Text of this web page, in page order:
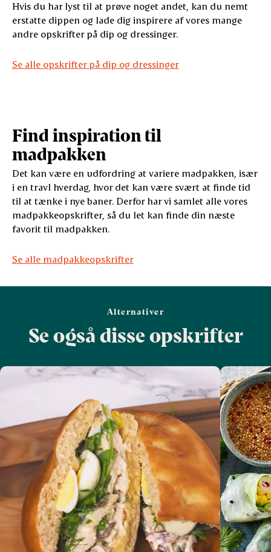
Hvis du har lyst til at prøve noget andet, kan du nemt
erstatte dippen og lade dig inspirere af vores mange
andre opskrifter på dip og dressinger.
Se alle opskrifter på dip og dressinger
Find inspiration til
madpakken
Det kan være en udfordring at variere madpakken, især
i en travl hverdag, hvor det kan være svært at finde tid
til at tænke i nye baner. Derfor har vi samlet alle vores
madpakkeopskrifter, så du let kan finde din næste
favorit til madpakken.
Se alle madpakkeopskrifter
Alternativer
Se også disse opskrifter